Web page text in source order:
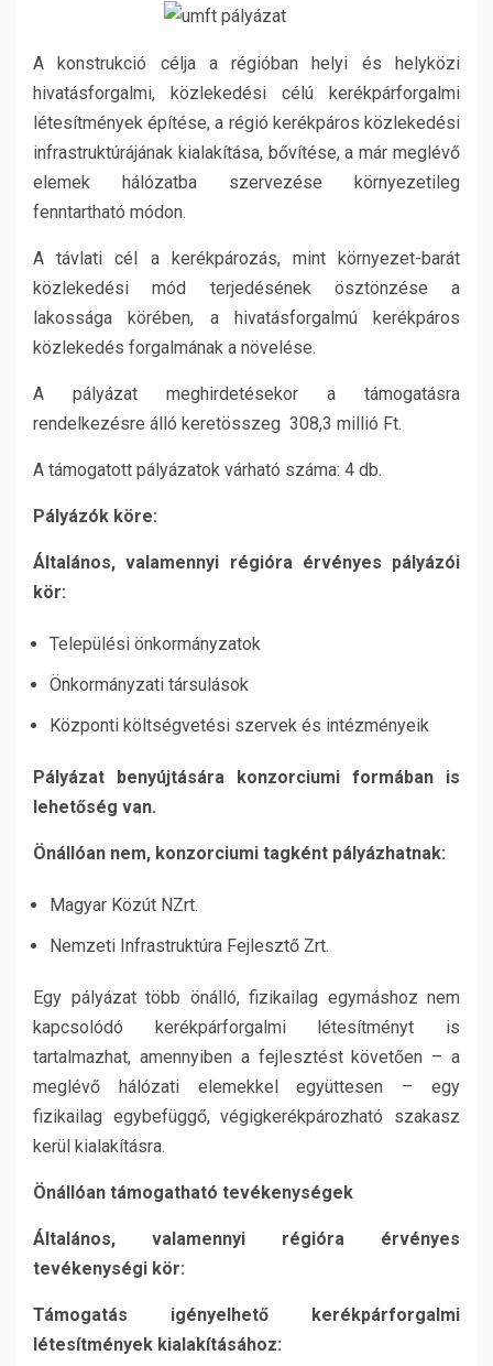
A konstrukció célja a régióban helyi és helyközi
hivatásforgalmi, közlekedési célú kerékpárforgalmi
létesítmények építése, a régió kerékpáros közlekedési
infrastruktúrájának kialakítása, bővítése, a már meglévő
elemek hálózatba szervezése környezetileg
fenntartható módon.
A távlati cél a kerékpározás, mint környezet-barát
közlekedési mód terjedésének ösztönzése a
lakossága körében, a hivatásforgalmú kerékpáros
közlekedés forgalmának a növelése.
A pályázat meghirdetésekor a támogatásra
rendelkezésre álló keretösszeg 308,3 millió Ft.
A támogatott pályázatok várható száma: 4 db.
Pályázók köre:
Általános, valamennyi régióra érvényes pályázói
kör:
Települési önkormányzatok
Önkormányzati társulások
Központi költségvetési szervek és intézményeik
Pályázat benyújtására konzorciumi formában is
lehetőség van.
Önállóan nem, konzorciumi tagként pályázhatnak:
Magyar Közút NZrt.
Nemzeti Infrastruktúra Fejlesztő Zrt.
Egy pályázat több önálló, fizikailag egymáshoz nem
kapcsolódó kerékpárforgalmi létesítményt is
tartalmazhat, amennyiben a fejlesztést követően – a
meglévő hálózati elemekkel együttesen – egy
fizikailag egybefüggő, végigkerékpározható szakasz
kerül kialakításra.
Önállóan támogatható tevékenységek
Általános, valamennyi régióra érvényes
tevékenységi kör:
Támogatás igényelhető kerékpárforgalmi
létesítmények kialakításához: